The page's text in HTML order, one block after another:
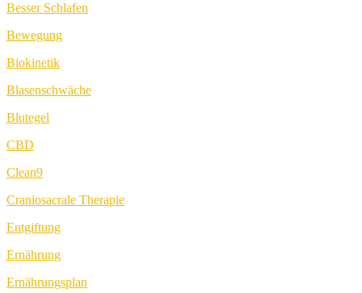
Besser Schlafen
Bewegung
Biokinetik
Blasenschwäche
Blutegel
CBD
Clean9
Craniosacrale Therapie
Entgiftung
Ernährung
Ernährungsplan